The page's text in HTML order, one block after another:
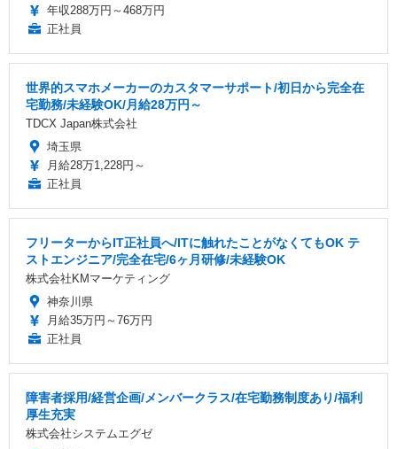
年収288万円～468万円
正社員
世界的スマホメーカーのカスタマーサポート/初日から完全在
宅勤務/未経験OK/月給28万円～
TDCX Japan株式会社
埼玉県
月給28万1,228円～
正社員
フリーターからIT正社員へ/ITに触れたことがなくてもOK テ
ストエンジニア/完全在宅/6ヶ月研修/未経験OK
株式会社KMマーケティング
神奈川県
月給35万円～76万円
正社員
障害者採用/経営企画/メンバークラス/在宅勤務制度あり/福利
厚生充実
株式会社システムエグゼ